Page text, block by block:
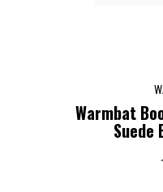
Warmbat
Suede